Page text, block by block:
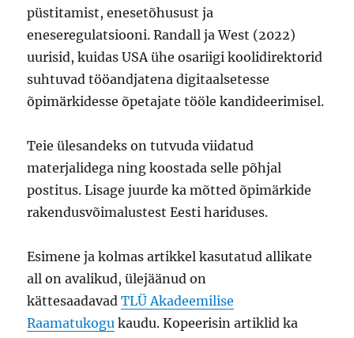
püstitamist, enesetõhusust ja
eneseregulatsiooni. Randall ja West (2022)
uurisid, kuidas USA ühe osariigi koolidirektorid
suhtuvad tööandjatena digitaalsetesse
õpimärkidesse õpetajate tööle kandideerimisel.
Teie ülesandeks on tutvuda viidatud
materjalidega ning koostada selle põhjal
postitus. Lisage juurde ka mõtted õpimärkide
rakendusvõimalustest Eesti hariduses.
Esimene ja kolmas artikkel kasutatud allikate
all on avalikud, ülejäänud on
kättesaadavadTLÜ Akadeemilise
Raamatukogu kaudu. Kopeerisin artiklid ka